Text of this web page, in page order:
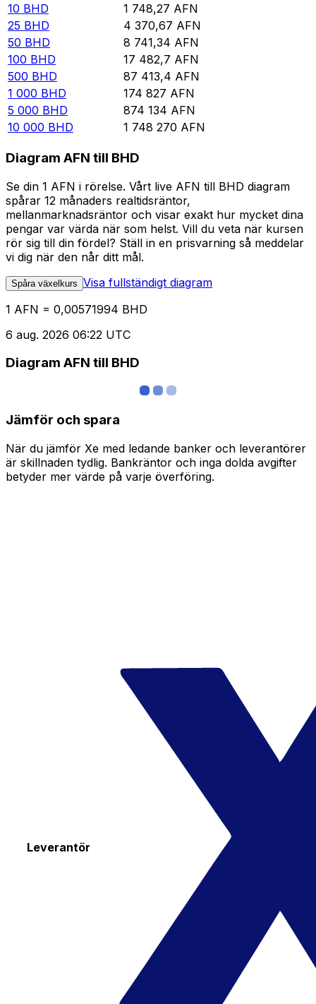
10 BHD 1 748,27 AFN
25 BHD 4 370,67 AFN
50 BHD 8 741,34 AFN
100 BHD 17 482,7 AFN
500 BHD 87 413,4 AFN
1 000 BHD 174 827 AFN
5 000 BHD 874 134 AFN
10 000 BHD 1 748 270 AFN
Diagram AFN till BHD
Se din 1 AFN i rörelse. Vårt live AFN till BHD diagram
spårar 12 månaders realtidsräntor,
mellanmarknadsräntor och visar exakt hur mycket dina
pengar var värda när som helst. Vill du veta när kursen
rör sig till din fördel? Ställ in en prisvarning så meddelar
vi dig när den når ditt mål.
Spåra växelkurs Visa fullständigt diagram
1 AFN = 0,00571994 BHD
6 aug. 2026 06:22 UTC
Diagram AFN till BHD
Jämför och spara
När du jämför Xe med ledande banker och leverantörer
är skillnaden tydlig. Bankräntor och inga dolda avgifter
betyder mer värde på varje överföring.
Leverantör